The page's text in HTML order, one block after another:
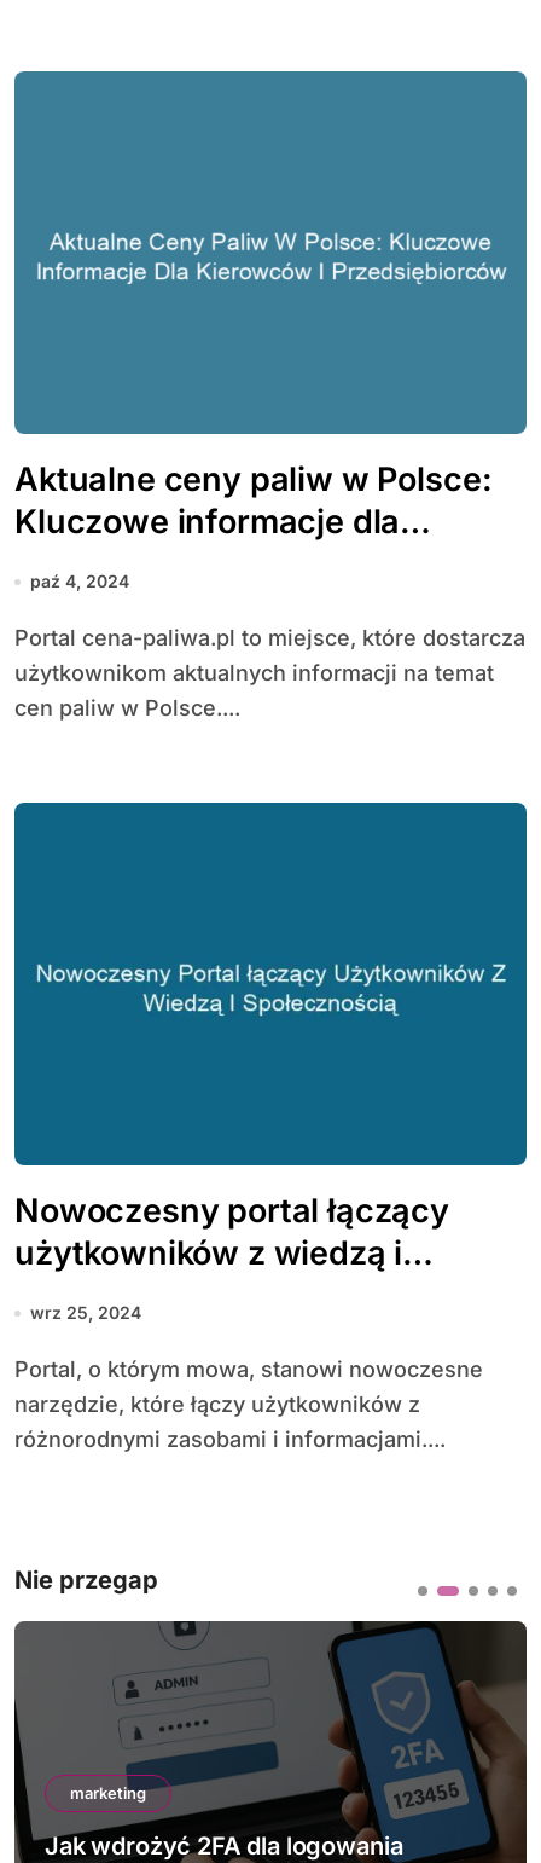
Aktualne ceny paliw w Polsce:
Kluczowe informacje dla
kierowców i przedsiębiorców
paź 4, 2024
Portal cena-paliwa.pl to miejsce, które dostarcza
użytkownikom aktualnych informacji na temat
cen paliw w Polsce....
Nowoczesny portal łączący
użytkowników z wiedzą i
społecznością
wrz 25, 2024
Portal, o którym mowa, stanowi nowoczesne
narzędzie, które łączy użytkowników z
różnorodnymi zasobami i informacjami....
Nie przegap
marketing
Jak wdrożyć 2FA dla logowania